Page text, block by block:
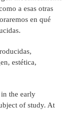
a esas otras
en qué
estética,
the early
of study. At